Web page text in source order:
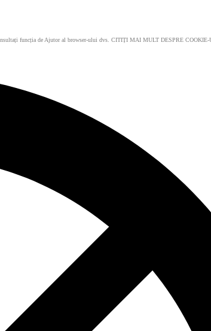
funcția de Ajutor al browser-ului dvs. CITIȚI MAI MULT DESPRE